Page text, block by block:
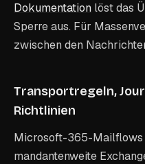
Dokumentation löst das
Sperre aus. Für
zwischen den
Transportregeln,
Richtlinien
Microsoft-365-Mailflows
mandantenweite